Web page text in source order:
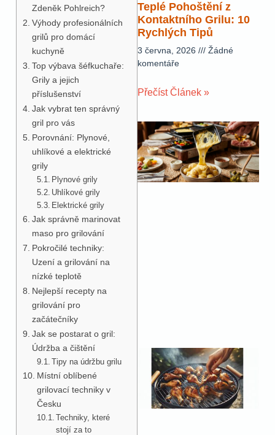
Zdeněk Pohlreich?
Výhody profesionálních
grilů pro domácí
kuchyně
Top výbava šéfkuchaře:
Grily a jejich
příslušenství
Jak vybrat ten správný
gril pro vás
Porovnání: Plynové,
uhlíkové a elektrické
grily
Plynové grily
Uhlíkové grily
Elektrické grily
Jak správně marinovat
maso pro grilování
Pokročilé techniky:
Uzení a grilování na
nízké teplotě
Nejlepší recepty na
grilování pro
začátečníky
Jak se postarat o gril:
Údržba a čištění
Tipy na údržbu grilu
Místní oblíbené
grilovací techniky v
Česku
Techniky, které
stojí za to
Teplé Pohoštění z
Kontaktního Grilu: 10
Rychlých Tipů
3 června, 2026
Žádné
komentáře
Přečíst Článek »